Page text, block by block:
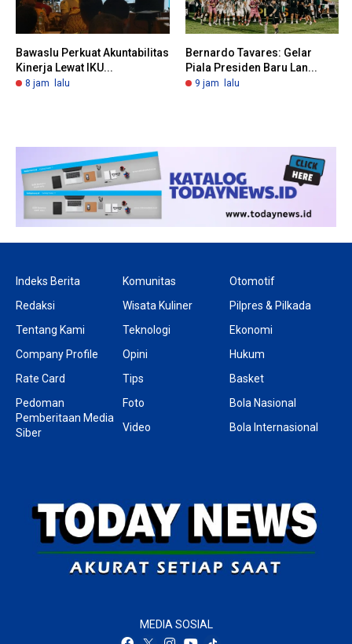
Bawaslu Perkuat Akuntabilitas
Kinerja Lewat IKU...
8 jam lalu
Bernardo Tavares: Gelar
Piala Presiden Baru Lan...
9 jam lalu
Indeks Berita
Redaksi
Tentang Kami
Company Profile
Rate Card
Pedoman
Pemberitaan Media
Siber
Komunitas
Wisata Kuliner
Teknologi
Opini
Tips
Foto
Video
Otomotif
Pilpres & Pilkada
Ekonomi
Hukum
Basket
Bola Nasional
Bola Internasional
MEDIA SOSIAL